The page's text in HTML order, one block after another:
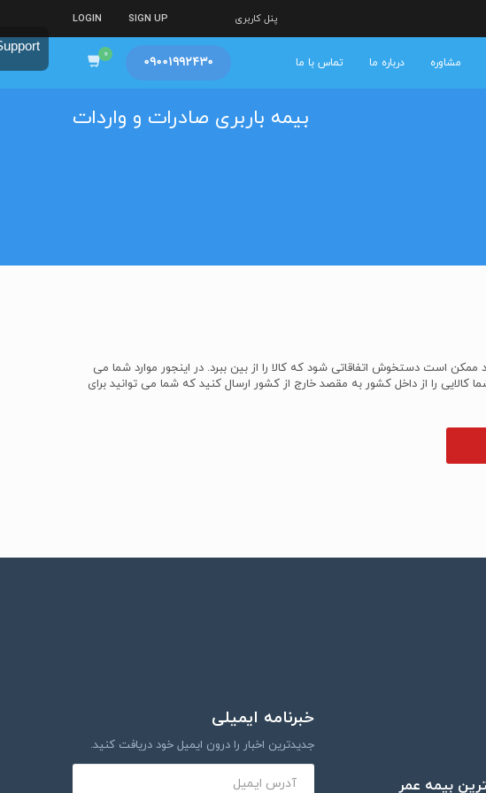
پنل کاربری SIGN UP
LOGIN
مشاوره درباره ما تماس با ما 09001992430
بیمه باربری صادرات و واردات
است دستخوش اتفاقاتی شود که کالا را از بین ببرد. در اینجور موارد شما می
را از داخل کشور به مقصد خارج از کشور ارسال کنید که شما می توانید برای
بیمه عمر
خبرنامه ایمیلی
جدیدترین اخبار را درون ایمیل خود دریافت کنید.